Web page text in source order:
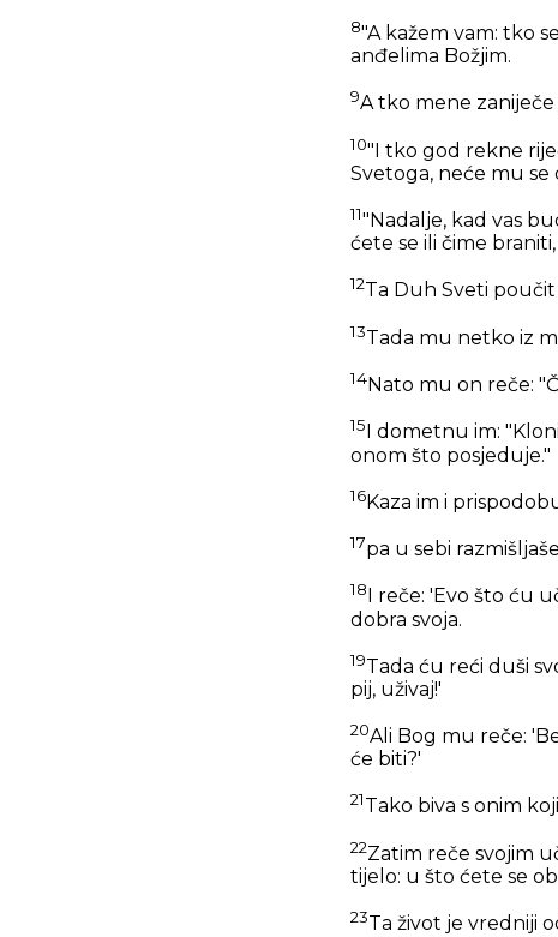
8"A kažem vam: tko
anđelima Božjim.
9A tko mene
10"I tko god rekne
Svetoga, neće mu se
11"Nadalje, kad vas
ćete se ili čime
12Ta Duh Sveti poučit
13Tada mu netko iz
14Nato mu on reče:
15 I dometnu im:
onom što posjeduje."
16Kaza im i
17pa u sebi
18
I reče: 'Evo što ću
dobra svoja.
19Tada ću reći duši
pij, uživaj!'
20Ali Bog mu reče:
će biti?'
21Tako biva s onim
22Zatim reče svojim
tijelo: u što ćete se
23Ta život je vredniji